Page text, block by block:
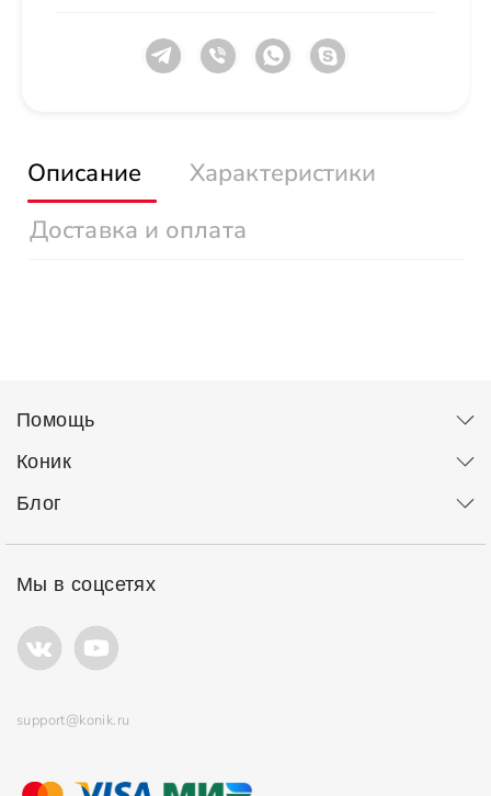
Описание
Характеристики
Доставка и оплата
Помощь
Коник
Блог
Мы в соцсетях
support@konik.ru